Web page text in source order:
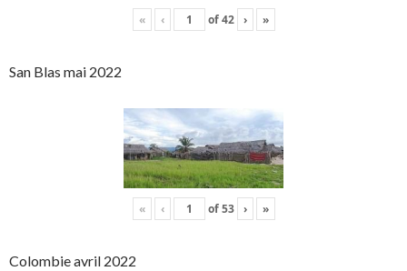
« ‹ of42 › »
San Blas mai 2022
« ‹ of53 › »
Colombie avril 2022